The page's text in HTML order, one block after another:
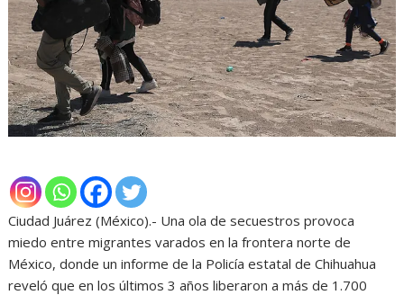
Ciudad Juárez (México).- Una ola de secuestros provoca
miedo entre migrantes varados en la frontera norte de
México, donde un informe de la Policía estatal de Chihuahua
reveló que en los últimos 3 años liberaron a más de 1.700